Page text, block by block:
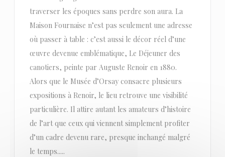
traverser les époques sans perdre son aura. La
Maison Fournaise n’est pas seulement une adresse
où passer à table : c’est aussi le décor réel d’une
œuvre devenue emblématique, Le Déjeuner des
canotiers, peinte par Auguste Renoir en 1880.
Alors que le Musée d’Orsay consacre plusieurs
expositions à Renoir, le lieu retrouve une visibilité
particulière. Il attire autant les amateurs d’histoire
de l’art que ceux qui viennent simplement profiter
d’un cadre devenu rare, presque inchangé malgré
le temps.....